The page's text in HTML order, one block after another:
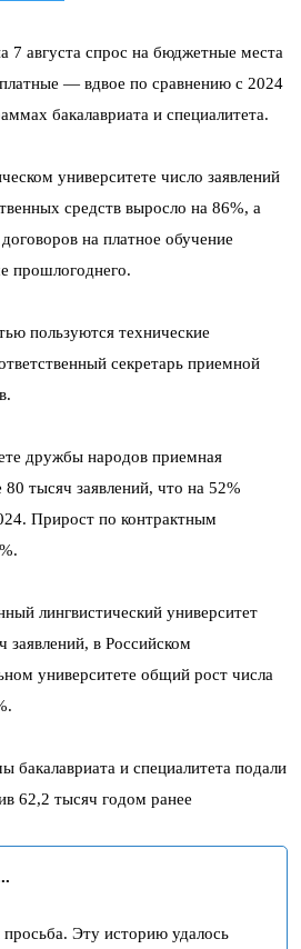
августа спрос на бюджетные места
— вдвое по сравнению с 2024
бакалавриата и специалитета.
университете число заявлений
средств выросло на 86%, а
на платное обучение
прошлогоднего.
пользуются технические
секретарь приемной
дружбы народов приемная
тысяч заявлений, что на 52%
Прирост по контрактным
лингвистический университет
заявлений, в Российском
университете общий рост числа
и специалитета подали
62,2 тысяч годом ранее
Эту историю удалось